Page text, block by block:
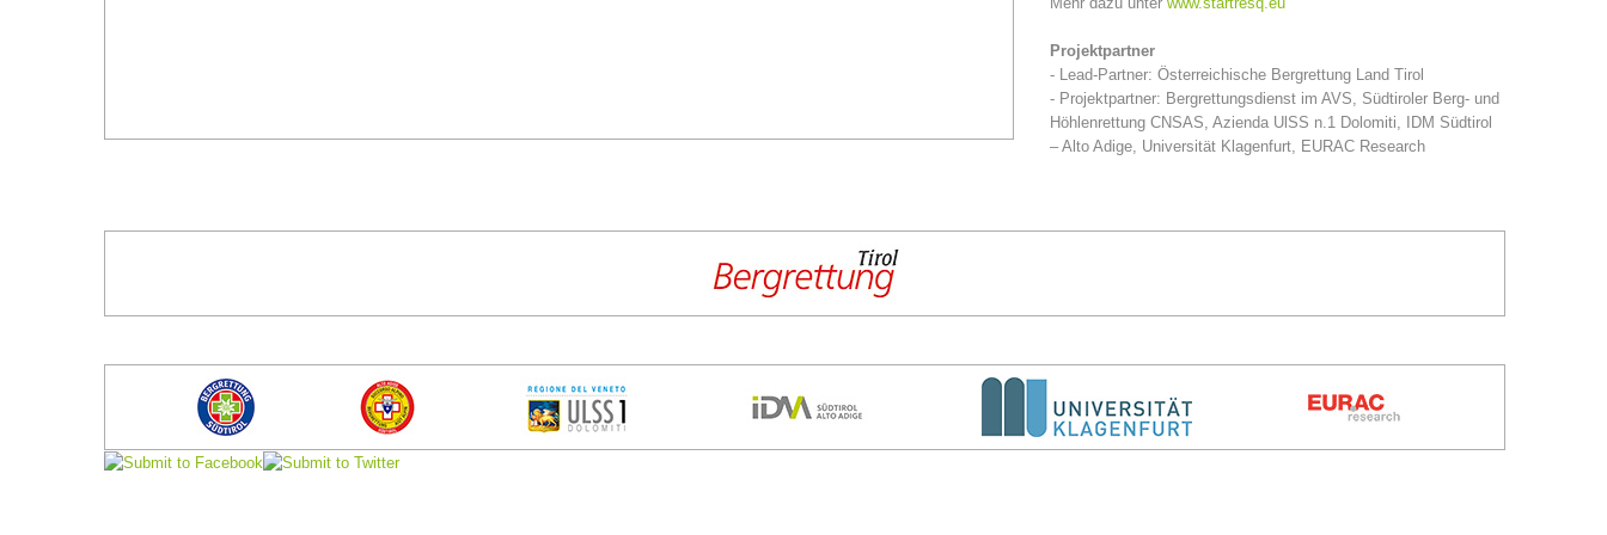
Projektpartner
- Lead-Partner: Österreichische Bergrettung Land Tirol
- Projektpartner: Bergrettungsdienst im AVS, Südtiroler Berg- und
Höhlenrettung CNSAS, Azienda UlSS n.1 Dolomiti, IDM Südtirol
– Alto Adige, Universität Klagenfurt, EURAC Research